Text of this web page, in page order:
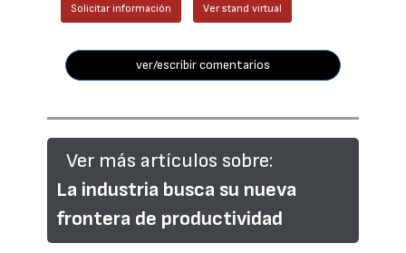
Solicitar información Ver stand virtual
ver/escribir comentarios
Ver más artículos sobre:
La industria busca su nueva
frontera de productividad